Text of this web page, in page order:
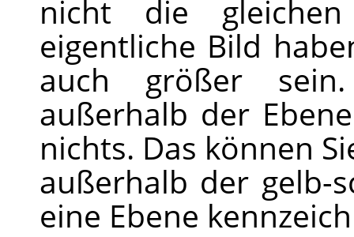
nicht die
eigentliche Bild
auch größer
außerhalb der
nichts. Das können
außerhalb der gelb-
eine Ebene